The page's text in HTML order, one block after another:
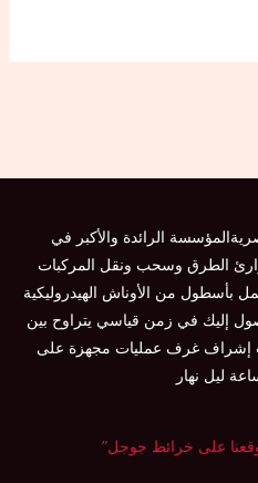
الرائدة والأكبر في
الطرق وسحب ونقل المركبات
الثقيلة منذ عام 2013 نعمل بأسطول من الأوناش الهيدروليكية
إليك في زمن قياسي يتراوح بين
تحت إشراف غرف عمليات مجهزة على
على خرائط جوجل”